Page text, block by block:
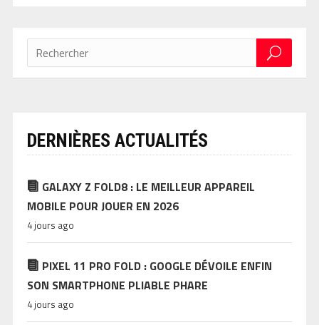
DERNIÈRES ACTUALITÉS
GALAXY Z FOLD8 : LE MEILLEUR APPAREIL
MOBILE POUR JOUER EN 2026
4 jours ago
PIXEL 11 PRO FOLD : GOOGLE DÉVOILE ENFIN
SON SMARTPHONE PLIABLE PHARE
4 jours ago